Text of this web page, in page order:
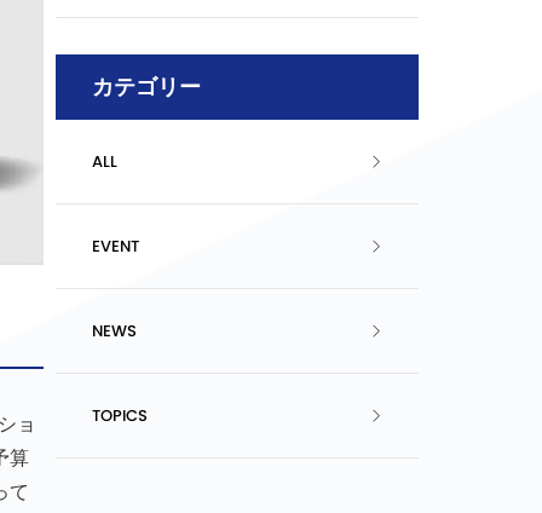
ョ
算
て
カテゴリー
ALL
EVENT
NEWS
TOPICS